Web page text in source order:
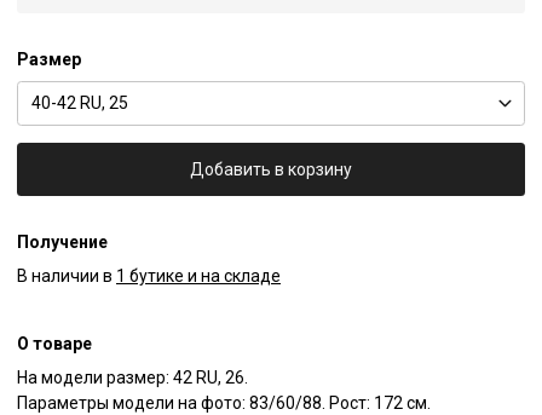
Размер
40-42 RU, 25
Добавить в корзину
Получение
В наличии в 1 бутике и на складе
О товаре
На модели размер: 42 RU, 26.
Параметры модели на фото: 83/60/88. Рост: 172 см.